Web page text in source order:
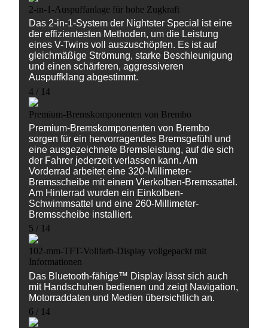
2-in-1-Auspuffanlage für hohe Zugkraft
Das 2-in-1-System der Nightster Special ist eine
der effizientesten Methoden, um die Leistung
eines V-Twins voll auszuschöpfen. Es ist auf
gleichmäßige Strömung, starke Beschleunigung
und einen schärferen, aggressiveren
Auspuffklang abgestimmt.
4 / 14
Premium-Bremskomponenten von Brembo
Premium-Bremskomponenten von Brembo
sorgen für ein hervorragendes Bremsgefühl und
eine ausgezeichnete Bremsleistung, auf die sich
der Fahrer jederzeit verlassen kann. Am
Vorderrad arbeitet eine 320-Millimeter-
Bremsscheibe mit einem Vierkolben-Bremssattel.
Am Hinterrad wurden ein Einkolben-
Schwimmsattel und eine 260-Millimeter-
Bremsscheibe installiert.
5 / 14
102-mm-TFT-Vollfarb-Display vollgepackt mit
Informationen
Das Bluetooth-fähige™ Display lässt sich auch
mit Handschuhen bedienen und zeigt Navigation,
Motorraddaten und Medien übersichtlich an.
6 / 14